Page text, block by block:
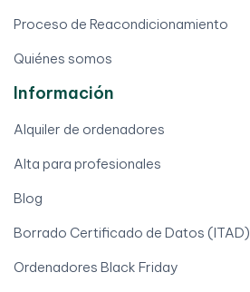
Proceso de Reacondicionamiento
Quiénes somos
Información
Alquiler de ordenadores
Alta para profesionales
Blog
Borrado Certificado de Datos (ITAD)
Ordenadores Black Friday